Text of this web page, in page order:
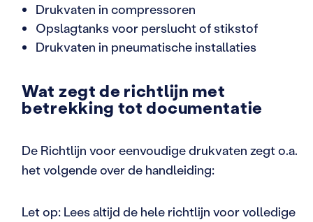
Drukvaten in compressoren
Opslagtanks voor perslucht of stikstof
Drukvaten in pneumatische installaties
Wat zegt de richtlijn met
betrekking tot documentatie
De Richtlijn voor eenvoudige drukvaten zegt o.a.
het volgende over de handleiding:
Let op: Lees altijd de hele richtlijn voor volledige